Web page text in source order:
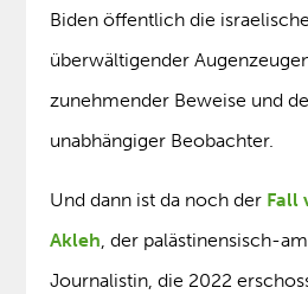
Biden öffentlich die
überwältigender
zunehmender Beweise und
unabhängiger Beobachter.
Und dann ist da noch der Fall
Akleh, der palästinensisch-
Journalistin, die 2022